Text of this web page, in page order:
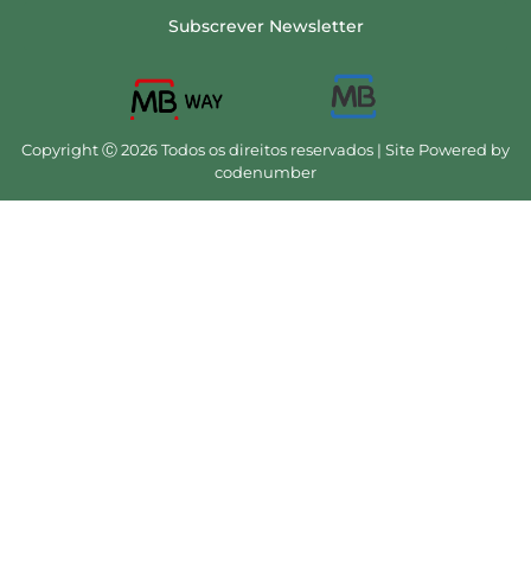
Subscrever Newsletter
Copyright Ⓒ 2026 Todos os direitos reservados | Site Powered by
codenumber